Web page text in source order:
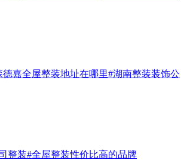
德嘉全屋整装地址在哪里#湖南整装装饰公
整装#全屋整装性价比高的品牌